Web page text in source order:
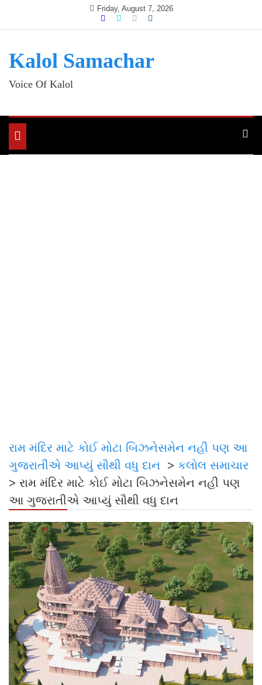
Friday, August 7, 2026
Kalol Samachar
Voice Of Kalol
Toggle
navigation
રામ મંદિર માટે કોઈ મોટા બિઝનેસમેન નહી પણ આ
ગુજરાતીએ આપ્યું સૌથી વધુ દાન
> કલોલ સમાચાર
> રામ મંદિર માટે કોઈ મોટા બિઝનેસમેન નહી પણ
આ ગુજરાતીએ આપ્યું સૌથી વધુ દાન